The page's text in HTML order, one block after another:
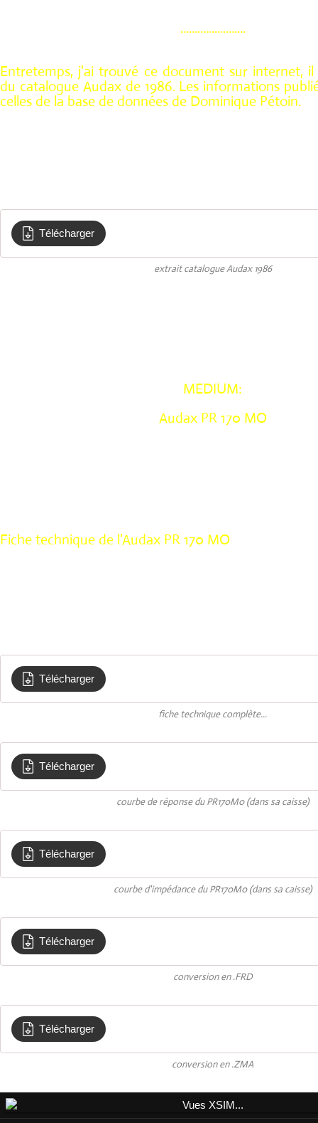
.......................
Entretemps, j'ai trouvé ce document sur internet,
du catalogue Audax de 1986. Les informations
celles de la base de données de Dominique Pétoin.
Télécharger
extrait catalogue Audax 1986
MEDIUM:
Audax PR 170 MO
Fiche technique de l'Audax PR 170 MO
Télécharger
fiche technique complète...
Télécharger
courbe de réponse du PR170M0 (dans sa caisse)
Télécharger
courbe d'impédance du PR170M0 (dans sa caisse)
Télécharger
conversion en .FRD
Télécharger
conversion en .ZMA